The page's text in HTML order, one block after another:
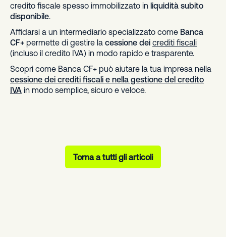
credito fiscale spesso immobilizzato in liquidità subito
disponibile.
Affidarsi a un intermediario specializzato come Banca
CF+ permette di gestire la cessione dei crediti fiscali
(incluso il credito IVA) in modo rapido e trasparente.
Scopri come Banca CF+ può aiutare la tua impresa nella
cessione dei crediti fiscali e nella gestione del credito
IVA in modo semplice, sicuro e veloce.
Torna a tutti gli articoli